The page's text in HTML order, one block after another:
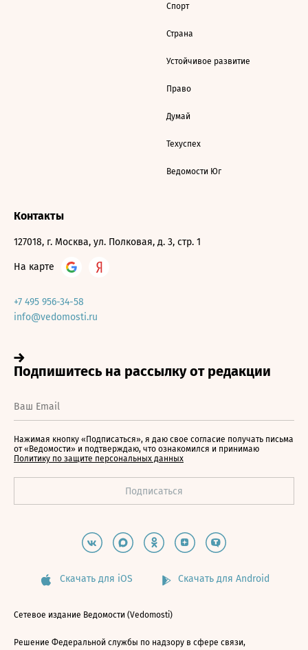
Спорт
Страна
Устойчивое развитие
Право
Думай
Техуспех
Ведомости Юг
Контакты
127018, г. Москва, ул. Полковая, д. 3, стр. 1
На карте
+7 495 956-34-58
info@vedomosti.ru
Нажимая кнопку «Подписаться», я даю свое согласие получать письма
от «Ведомости» и подтверждаю, что ознакомился и принимаю
Политику по защите персональных данных
Скачать для iOS Скачать для Android
Сетевое издание Ведомости (Vedomosti)
Решение Федеральной службы по надзору в сфере связи,